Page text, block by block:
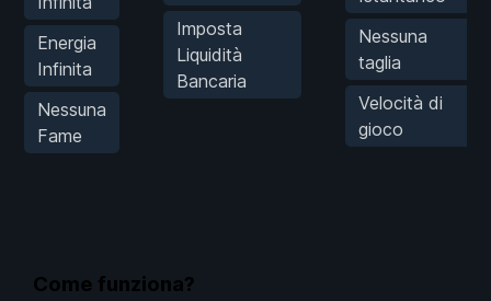
Energia
Infinita
Nessuna
Fame
Imposta
Liquidità
Bancaria
Nessuna
taglia
Velocità di
gioco
Come funziona?